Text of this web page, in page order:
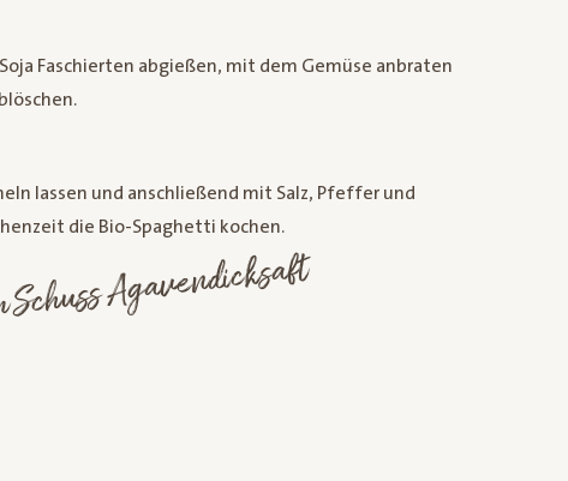
Faschierten abgießen, mit dem Gemüse anbraten
lassen und anschließend mit Salz, Pfeffer und
die Bio-Spaghetti kochen.